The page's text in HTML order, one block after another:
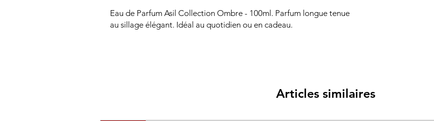
Eau de Parfum Asil Collection Ombre - 100ml. Parfum longue tenue
au sillage élégant. Idéal au quotidien ou en cadeau.
Articles similaires